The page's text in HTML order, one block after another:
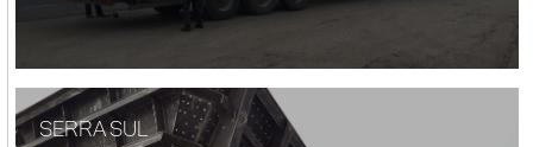
SERRA SUL